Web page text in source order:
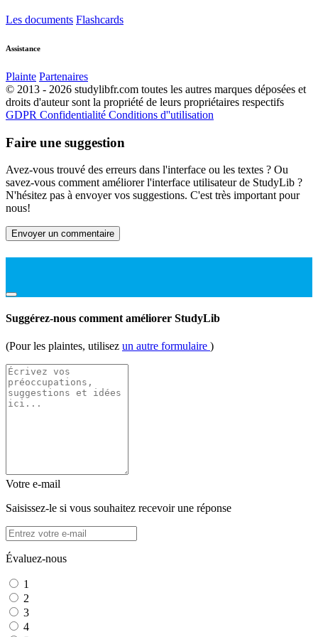
Les documents Flashcards
Assistance
Plainte Partenaires
© 2013 - 2026 studylibfr.com toutes les autres marques déposées et
droits d'auteur sont la propriété de leurs propriétaires respectifs
GDPR Confidentialité Conditions d''utilisation
Faire une suggestion
Avez-vous trouvé des erreurs dans l'interface ou les textes ? Ou
savez-vous comment améliorer l'interface utilisateur de StudyLib ?
N'hésitez pas à envoyer vos suggestions. C'est très important pour
nous!
Envoyer un commentaire
Suggérez-nous comment améliorer StudyLib
(Pour les plaintes, utilisez un autre formulaire )
Votre e-mail
Saisissez-le si vous souhaitez recevoir une réponse
Évaluez-nous
1
2
3
4